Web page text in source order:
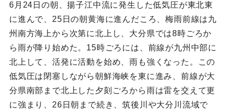
6月24日の朝、揚子江中流に発生した低気圧が東北東
に進んで、25日の朝黄海に進んだころ、梅雨前線は九
州南方海上から次第に北上し、大分県では8時ごろか
ら雨が降り始めた。15時ごろには、前線が九州中部に
北上して、活発に活動を始め、雨も強くなった。この
低気圧は閉塞しながら朝鮮海峡を東に進み、前線が大
分県南部まで北上した夕刻ごろから雨は雷を交えて更
に強まり、26日朝まで続き、筑後川や大分川流域で